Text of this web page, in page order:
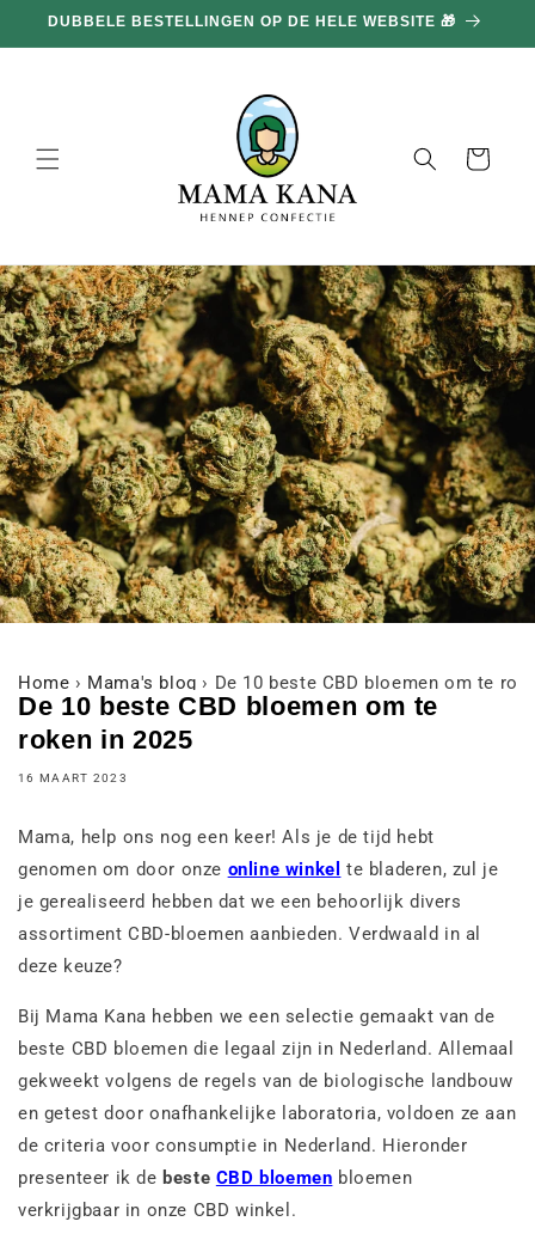
doorgaan
naar
DUBBELE BESTELLINGEN OP DE HELE WEBSITE 🎁
Mand
Home › Mama's blog › De 10 beste CBD bloemen om te
De 10 beste CBD bloemen om te
roken in 2025
16 MAART 2023
Mama, help ons nog een keer! Als je de tijd hebt
genomen om door onze online winkel te bladeren, zul je
je gerealiseerd hebben dat we een behoorlijk divers
assortiment CBD-bloemen aanbieden. Verdwaald in al
deze keuze?
Bij Mama Kana hebben we een selectie gemaakt van de
beste CBD bloemen die legaal zijn in Nederland. Allemaal
gekweekt volgens de regels van de biologische landbouw
en getest door onafhankelijke laboratoria, voldoen ze aan
de criteria voor consumptie in Nederland. Hieronder
presenteer ik de beste CBD bloemen bloemen
verkrijgbaar in onze CBD winkel.